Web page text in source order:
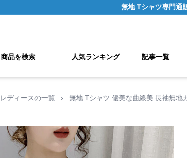
無地 Tシャツ専門通
商品を検索 人気ランキング 記事一覧
レディースの一覧 › 無地 Tシャツ 優美な曲線美 長袖無地